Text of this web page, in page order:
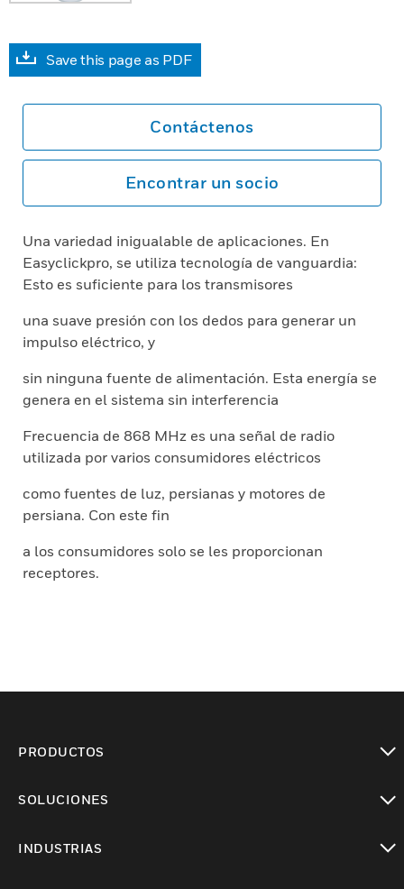
Save this page as PDF
Contáctenos
Encontrar un socio
Una variedad inigualable de aplicaciones. En
Easyclickpro, se utiliza tecnología de vanguardia:
Esto es suficiente para los transmisores
una suave presión con los dedos para generar un
impulso eléctrico, y
sin ninguna fuente de alimentación. Esta energía se
genera en el sistema sin interferencia
Frecuencia de 868 MHz es una señal de radio
utilizada por varios consumidores eléctricos
como fuentes de luz, persianas y motores de
persiana. Con este fin
a los consumidores solo se les proporcionan
receptores.
PRODUCTOS
SOLUCIONES
INDUSTRIAS